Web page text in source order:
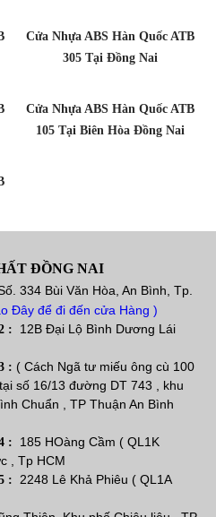
Cửa Nhựa ABS Hàn Quốc ATB
305 Tại Đồng Nai
Cửa Nhựa ABS Hàn Quốc ATB
105 Tại Biên Hòa Đồng Nai
ĐỒNG NAI
334 Bùi Văn Hòa, An Bình, Tp.
Đây để đi đến cửa Hàng )
:
12B Đại Lộ Bình Dương Lái
: ( Cách Ngã tư miếu ông cù 100
số 16/13 đường DT 743 , khu
Chuẩn , TP Thuận An Bình
:
185 HOàng Cầm ( QL1K
, Tp HCM
:
2248 Lê Khả Phiêu ( QL1A